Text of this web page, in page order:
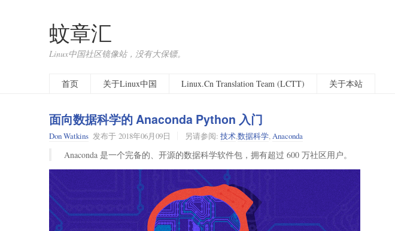
蚊章汇
Linux中国社区镜像站，没有大保镖。
首页
关于Linux中国 Linux.Cn Translation Team (LCTT) 关于本站
面向数据科学的 Anaconda Python 入门
Don Watkins 发布于 2018年06月09日 另请参阅: 技术,数据科学,Anaconda
Anaconda 是一个完备的、开源的数据科学软件包，拥有超过 600 万社区用户。